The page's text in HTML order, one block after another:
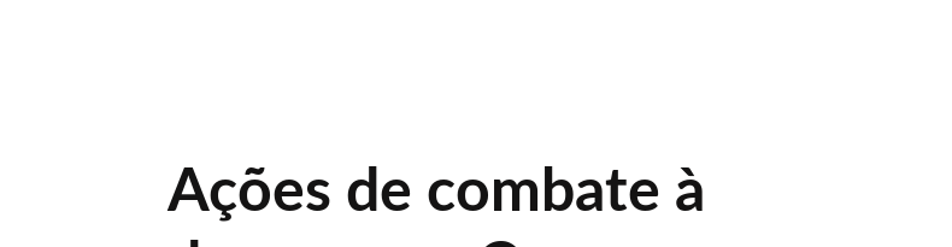
Ações de combate à